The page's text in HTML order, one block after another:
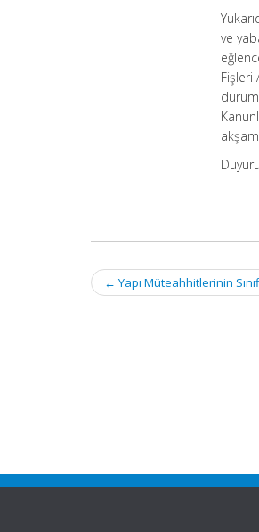
ve
Fişleri
Post
navigation
← Yapı Müteahhitlerinin